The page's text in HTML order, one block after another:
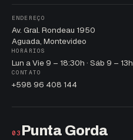
ENDEREÇO
Av. Gral. Rondeau 1950
Aguada, Montevideo
HORÁRIOS
Lun a Vie 9 – 18:30h · Sáb 9 – 13h
CONTATO
+598 96 408 144
03 Punta Gorda